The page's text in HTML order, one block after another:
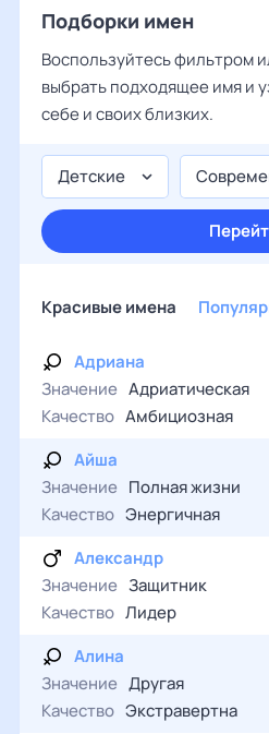
Подборки имен
Воспользуйтесь фильтром
выбрать подходящее имя и
себе и своих близких.
Детские
Красивые имена
Адриана
Значение Адриатическая
Качество Амбициозная
Айша
Значение Полная жизни
Качество Энергичная
Александр
Значение Защитник
Качество Лидер
Алина
Значение Другая
Качество Экстравертна